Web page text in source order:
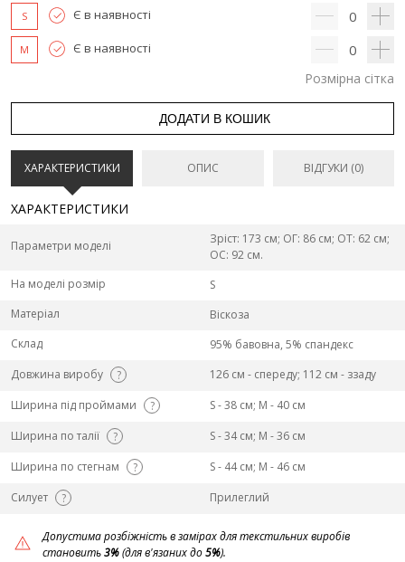
S Є в наявності 0
M Є в наявності 0
Розмірна сітка
ДОДАТИ В КОШИК
ХАРАКТЕРИСТИКИ ОПИС ВІДГУКИ (0)
ХАРАКТЕРИСТИКИ
Параметри моделі
Зріст: 173 см; ОГ: 86 см; ОТ: 62 см;
ОС: 92 см.
На моделі розмір
S
Матеріал
Віскоза
Склад
95% бавовна, 5% спандекс
Довжина виробу
?
126 см - спереду; 112 см - ззаду
Ширина під проймами
?
S - 38 см; M - 40 см
Ширина по талії
?
S - 34 см; M - 36 см
Ширина по стегнам
?
S - 44 см; M - 46 см
Силует
? Прилеглий
Допустима розбіжність в замірах для текстильних виробів
становить3%(для в'язаних до5%).